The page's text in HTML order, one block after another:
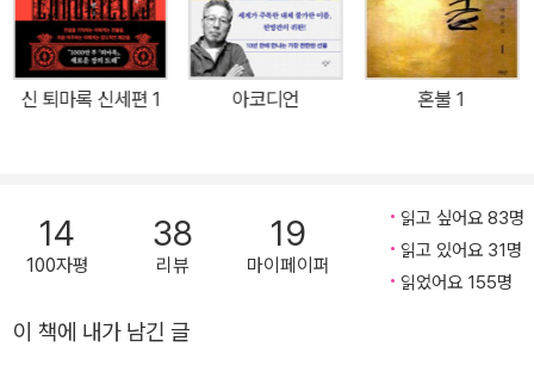
는 과정은 치밀하게 짠 범죄추리소설처럼 시종일관 긴장감을 자아낸
다. 제아무리 발버둥 쳐도 벗어나기 힘든 ‘가족’이라는 굴레, 필연적으
로 저지르게 되는 살인의 문제와 법의 효용, 그를 둘러싼 부자간의 숭
고한 사랑 등 3대에 이어 걸쳐지는 가혹한 운명의 수레바퀴는 인간이
니지만 탁월한 스토리텔링으로 『맨홀』 『양춘단 대학 탐방기』 「세븐틴
세븐틴」 같은 작품을 썼다. 사계절문학상 심사위원 소설가 오정희로
부터 “이미 작가의 다음 작품을 기다리고 있다”는 평을 들은 작가는
놀래키는 것으로 유명하다. ‘난쏘공’과 체 게바라를 『합체』라는 작품
신 퇴마록 신세편 1 아코디언 혼불 1
14
100자평
38
리뷰
19
마이페이퍼
읽고 싶어요 83명
읽고 있어요 31명
읽었어요 155명
이 책에 내가 남긴 글